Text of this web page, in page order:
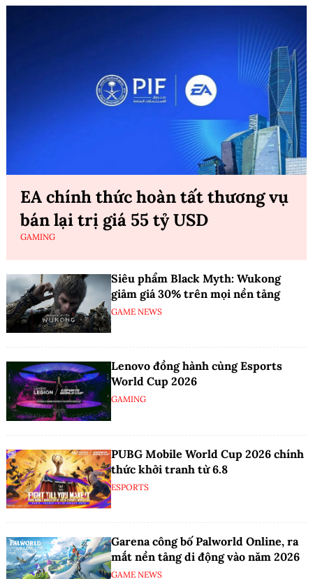
EA chính thức hoàn tất thương vụ
bán lại trị giá 55 tỷ USD
GAMING
Siêu phẩm Black Myth: Wukong
giảm giá 30% trên mọi nền tảng
GAME NEWS
Lenovo đồng hành cùng Esports
World Cup 2026
GAMING
PUBG Mobile World Cup 2026 chính
thức khởi tranh từ 6.8
ESPORTS
Garena công bố Palworld Online, ra
mắt nền tảng di động vào năm 2026
GAME NEWS